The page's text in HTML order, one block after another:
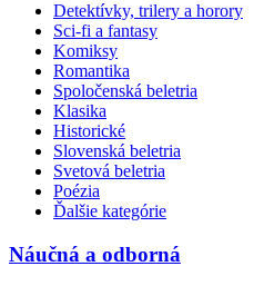
Detektívky, trilery a horory
Sci-fi a fantasy
Komiksy
Romantika
Spoločenská beletria
Klasika
Historické
Slovenská beletria
Svetová beletria
Poézia
Ďalšie kategórie
Náučná a odborná